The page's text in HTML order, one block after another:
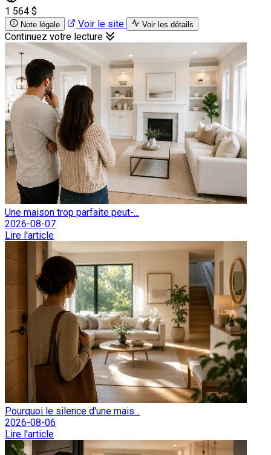
1 564 $
Note légale Voir le site Voir les détails
Continuez votre lecture
Une maison trop parfaite peut-...
2026-08-07
Lire l'article
Pourquoi le silence d'une mais...
2026-08-06
Lire l'article